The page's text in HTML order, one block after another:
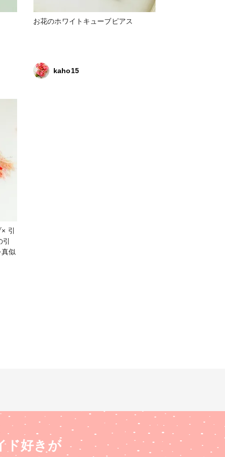
お花のホワイトキューブピアス
kaho15
引
似
ド好きが